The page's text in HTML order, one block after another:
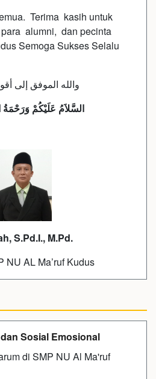
Terima kasih untuk
alumni, dan pecinta
Semoga Sukses Selalu
والله الموفق إلى
السَّلاَمُ عَلَيْكُمْ وَرَحْمَةُ اللهِ وَبَرَكَاتُهُ
S.Pd.I., M.Pd.
NU AL Ma’ruf Kudus
Sosial Emosional
di SMP NU Al Ma'ruf